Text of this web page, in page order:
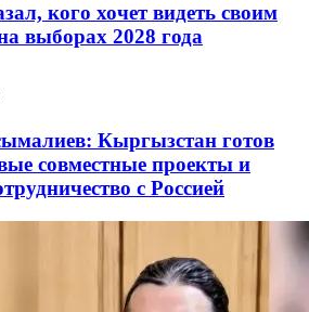
кого хочет видеть своим
выборах 2028 года
Кыргызстан готов
совместные проекты и
с Россией